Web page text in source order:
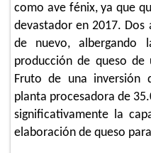
como ave fénix, ya que
devastador en 2017. Dos
de nuevo, albergando
producción de queso de
Fruto de una inversión
planta procesadora de
significativamente la
elaboración de queso